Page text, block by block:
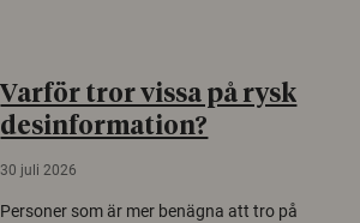
Varför tror vissa på rysk
desinformation?
30 juli 2026
Personer som är mer benägna att tro på